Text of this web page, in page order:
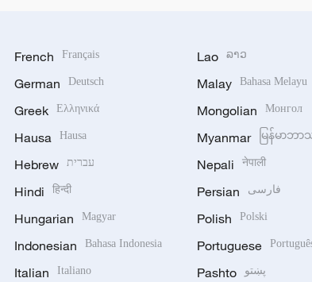
French Français
German Deutsch
Greek Ελληνικά
Hausa Hausa
Hebrew עברית
Hindi हिन्दी
Hungarian Magyar
Indonesian Bahasa Indonesia
Italian Italiano
Lao ລາວ
Malay Bahasa Melayu
Mongolian Монгол
Myanmar မြန်မာဘာ
Nepali नेपाली
Persian فارسی
Polish Polski
Portuguese
Pashto پښتو